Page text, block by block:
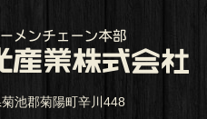
池郡菊陽町辛川448